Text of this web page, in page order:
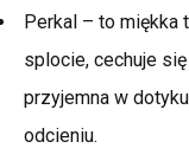
Perkal – to miękka
splocie, cechuje
przyjemna w
odcieniu.